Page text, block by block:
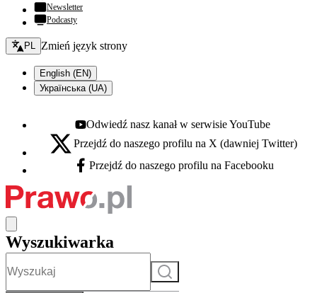
Newsletter
Podcasty
Zmień język - bieżący:
PL Zmień język strony
English (EN)
Українська (UA)
Youtube - otwiera się w nowej karcie
Odwiedź nasz kanał w serwisie YouTube
X - otwiera się w nowej karcie
Przejdź do naszego profilu na X (dawniej Twitter)
Facebook - otwiera się w nowej karcie
Przejdź do naszego profilu na Facebooku
Wyszukiwarka
Szukaj